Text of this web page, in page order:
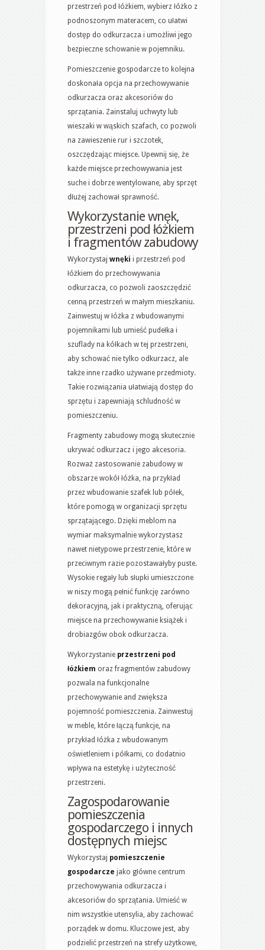
przestrzeń pod łóżkiem, wybierz łóżko z
podnoszonym materacem, co ułatwi
dostęp do odkurzacza i umożliwi jego
bezpieczne schowanie w pojemniku.
Pomieszczenie gospodarcze to kolejna
doskonała opcja na przechowywanie
odkurzacza oraz akcesoriów do
sprzątania. Zainstaluj uchwyty lub
wieszaki w wąskich szafach, co pozwoli
na zawieszenie rur i szczotek,
oszczędzając miejsce. Upewnij się, że
każde miejsce przechowywania jest
suche i dobrze wentylowane, aby sprzęt
dłużej zachował sprawność.
Wykorzystanie wnęk,
przestrzeni pod łóżkiem
i fragmentów zabudowy
Wykorzystaj wnęki i przestrzeń pod
łóżkiem do przechowywania
odkurzacza, co pozwoli zaoszczędzić
cenną przestrzeń w małym mieszkaniu.
Zainwestuj w łóżka z wbudowanymi
pojemnikami lub umieść pudełka i
szuflady na kółkach w tej przestrzeni,
aby schować nie tylko odkurzacz, ale
także inne rzadko używane przedmioty.
Takie rozwiązania ułatwiają dostęp do
sprzętu i zapewniają schludność w
pomieszczeniu.
Fragmenty zabudowy mogą skutecznie
ukrywać odkurzacz i jego akcesoria.
Rozważ zastosowanie zabudowy w
obszarze wokół łóżka, na przykład
przez wbudowanie szafek lub półek,
które pomogą w organizacji sprzętu
sprzątającego. Dzięki meblom na
wymiar maksymalnie wykorzystasz
nawet nietypowe przestrzenie, które w
przeciwnym razie pozostawałyby puste.
Wysokie regały lub słupki umieszczone
w niszy mogą pełnić funkcję zarówno
dekoracyjną, jak i praktyczną, oferując
miejsce na przechowywanie książek i
drobiazgów obok odkurzacza.
Wykorzystanie przestrzeni pod
łóżkiem oraz fragmentów zabudowy
pozwala na funkcjonalne
przechowywanie and zwiększa
pojemność pomieszczenia. Zainwestuj
w meble, które łączą funkcje, na
przykład łóżka z wbudowanym
oświetleniem i półkami, co dodatnio
wpływa na estetykę i użyteczność
przestrzeni.
Zagospodarowanie
pomieszczenia
gospodarczego i innych
dostępnych miejsc
Wykorzystaj pomieszczenie
gospodarcze jako główne centrum
przechowywania odkurzacza i
akcesoriów do sprzątania. Umieść w
nim wszystkie utensylia, aby zachować
porządek w domu. Kluczowe jest, aby
podzielić przestrzeń na strefy użytkowe,